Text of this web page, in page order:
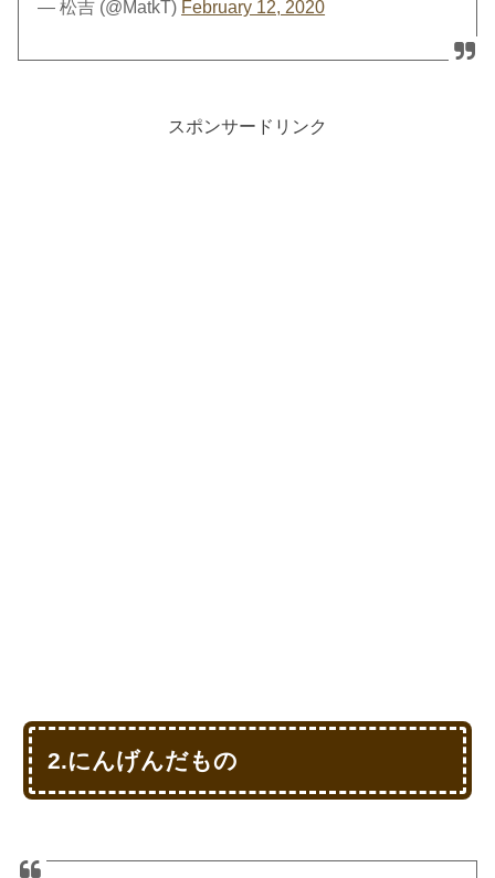
— 松吉 (@MatkT) February 12, 2020
スポンサードリンク
2.にんげんだもの